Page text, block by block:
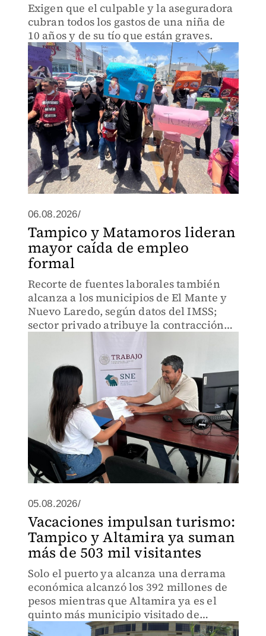
Exigen que el culpable y la aseguradora
cubran todos los gastos de una niña de
10 años y de su tío que están graves.
06.08.2026/
Tampico y Matamoros lideran
mayor caída de empleo
formal
Recorte de fuentes laborales también
alcanza a los municipios de El Mante y
Nuevo Laredo, según datos del IMSS;
sector privado atribuye la contracción
económica a la falta de inversión
05.08.2026/
Vacaciones impulsan turismo:
Tampico y Altamira ya suman
más de 503 mil visitantes
Solo el puerto ya alcanza una derrama
económica alcanzó los 392 millones de
pesos mientras que Altamira ya es el
quinto más municipio visitado de
Tamaulipas.